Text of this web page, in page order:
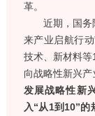
革。
近期，国务
来产业启航行
技术、新材料
向战略性新兴产
发展战略性新
入“从1到10”的